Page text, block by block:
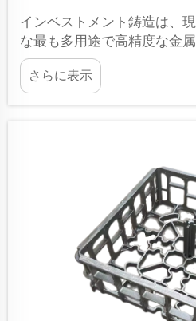
インベストメント鋳造は、
な最も多用途で高精度な金
す。失蠟鋳造とも呼ばれる
な部品を...
さらに表示